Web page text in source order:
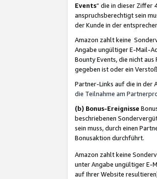
Events“ die in dieser Ziffer
anspruchsberechtigt sein
der Kunde in der
Amazon zahlt keine
Angabe ungültiger E-Mail-
Bounty Events, die nicht
gegeben ist oder ein
Partner-Links auf die in der
die Teilnahme am
(b) Bonus-Ereignisse
beschriebenen
sein muss, durch einen
Bonusaktion durchführt.
Amazon zahlt keine
unter Angabe ungültiger E-
auf Ihrer Website